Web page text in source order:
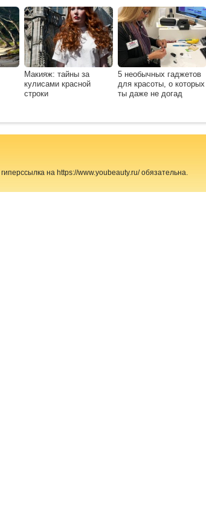
Макияж: тайны за
кулисами красной
строки
5 необычных гаджетов
для красоты, о которых
ты даже не догад
на https://www.youbeauty.ru/ обязательна.